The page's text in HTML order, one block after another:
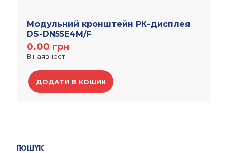
Модульний кронштейн РК-дисплея
DS-DN55E4M/F
0.00 грн
В наявності
ДОДАТИ В КОШИК
Пошук